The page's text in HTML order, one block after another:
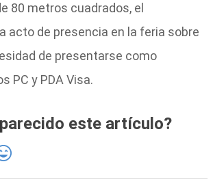
80 metros cuadrados, el
acto de presencia en la feria sobre
de presentarse como
PC y PDA Visa.
este artículo?